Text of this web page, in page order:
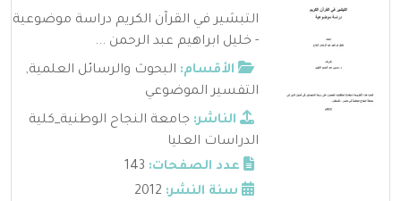
التبشير في القرآن الكريم دراسة موضوعية
- خليل ابراهيم عبد الرحمن ...
الأقسام: البحوث والرسائل العلمية,
التفسير الموضوعي
الناشر: جامعة النجاح الوطنية_كلية
الدراسات العليا
عدد الصفحات:
سنة النشر: